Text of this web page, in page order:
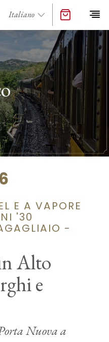
E A VAPORE
'30
-
Alto
e
Nuova a